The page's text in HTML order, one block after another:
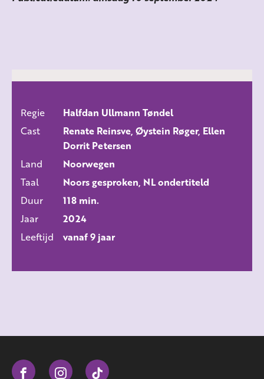
Regie
Halfdan Ullmann Tøndel
Cast
Renate Reinsve, Øystein Røger, Ellen
Dorrit Petersen
Land
Noorwegen
Taal
Noors gesproken, NL ondertiteld
Duur
118 min.
Jaar
2024
Leeftijd
vanaf 9 jaar